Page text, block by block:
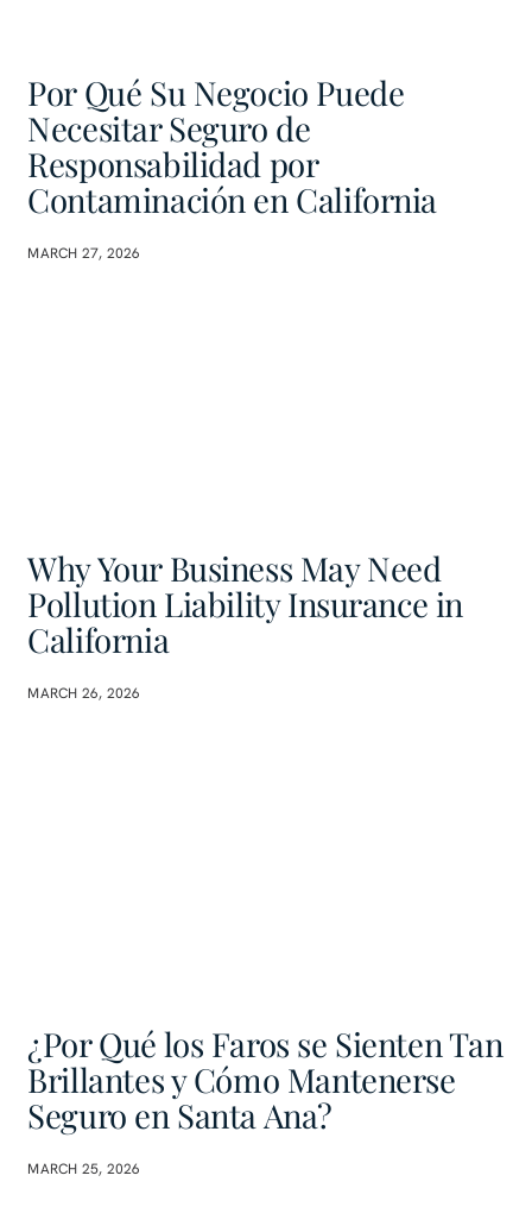
Por Qué Su Negocio Puede
Necesitar Seguro de
Responsabilidad por
Contaminación en California
MARCH 27, 2026
Why Your Business May Need
Pollution Liability Insurance in
California
MARCH 26, 2026
¿Por Qué los Faros se Sienten Tan
Brillantes y Cómo Mantenerse
Seguro en Santa Ana?
MARCH 25, 2026